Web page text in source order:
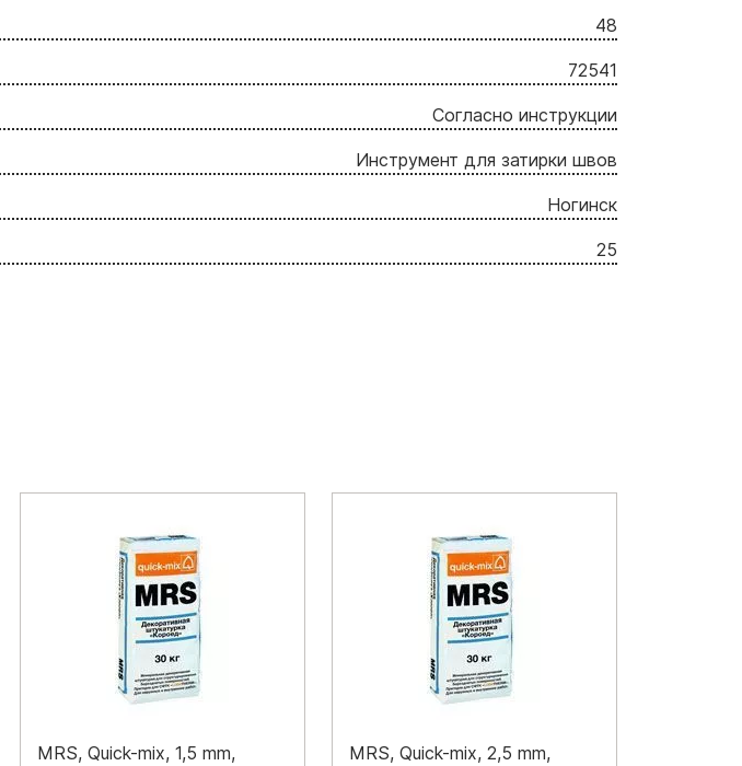
48
72541
Согласно инструкции
Инструмент для затирки швов
Ногинск
25
MRS, Quick-mix, 1,5 mm,
MRS, Quick-mix, 2,5 mm,